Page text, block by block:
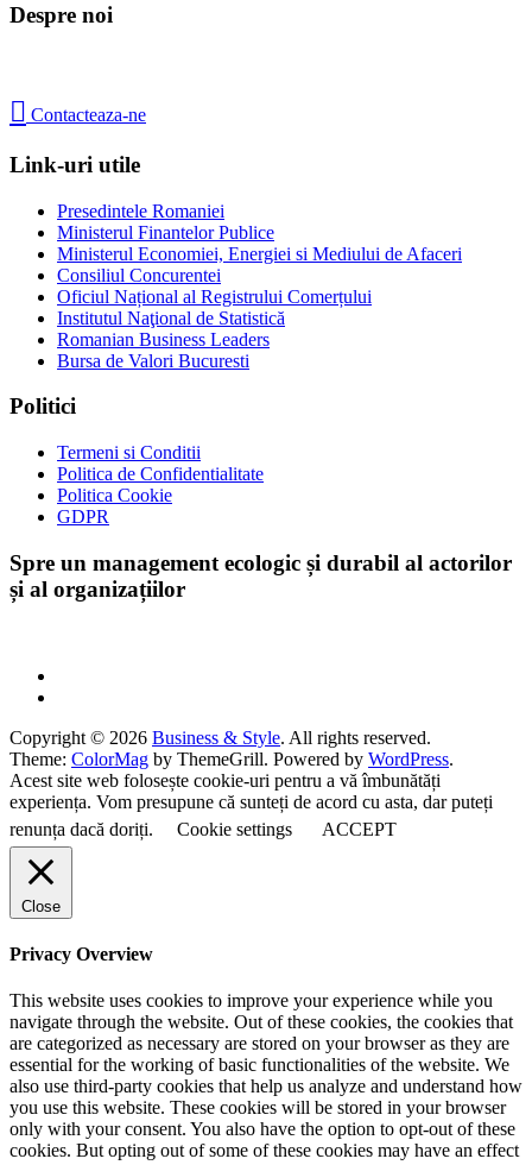
Despre noi
 Contacteaza-ne
Link-uri utile
Presedintele Romaniei
Ministerul Finantelor Publice
Ministerul Economiei, Energiei si Mediului de Afaceri
Consiliul Concurentei
Oficiul Național al Registrului Comerțului
Institutul Naţional de Statistică
Romanian Business Leaders
Bursa de Valori Bucuresti
Politici
Termeni si Conditii
Politica de Confidentialitate
Politica Cookie
GDPR
Spre un management ecologic și durabil al actorilor
și al organizațiilor
Copyright © 2026 Business & Style. All rights reserved.
Theme: ColorMag by ThemeGrill. Powered by WordPress.
Acest site web folosește cookie-uri pentru a vă îmbunătăți
experiența. Vom presupune că sunteți de acord cu asta, dar puteți
renunța dacă doriți.
Cookie settings ACCEPT
Close
Privacy Overview
This website uses cookies to improve your experience while you
navigate through the website. Out of these cookies, the cookies that
are categorized as necessary are stored on your browser as they are
essential for the working of basic functionalities of the website. We
also use third-party cookies that help us analyze and understand how
you use this website. These cookies will be stored in your browser
only with your consent. You also have the option to opt-out of these
cookies. But opting out of some of these cookies may have an effect